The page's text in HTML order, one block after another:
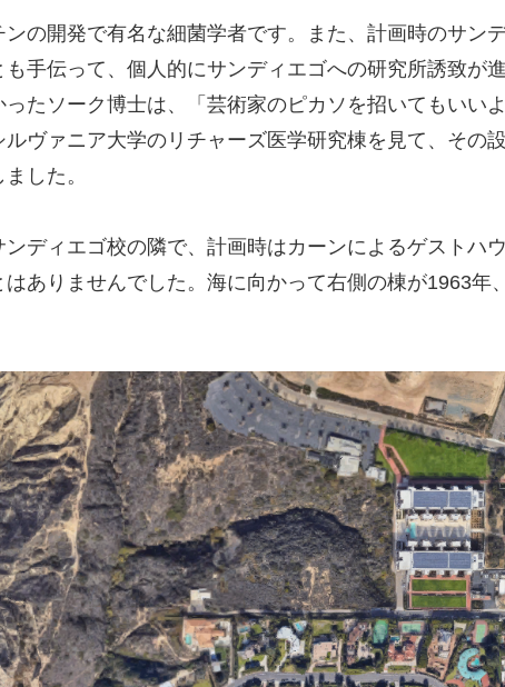
の開発で有名な細菌学者です。また、計画時のサン
手伝って、個人的にサンディエゴへの研究所誘致が
たソーク博士は、「芸術家のピカソを招いてもいい
ヴァニア大学のリチャーズ医学研究棟を見て、その
した。
ディエゴ校の隣で、計画時はカーンによるゲストハ
ありませんでした。海に向かって右側の棟が1963年